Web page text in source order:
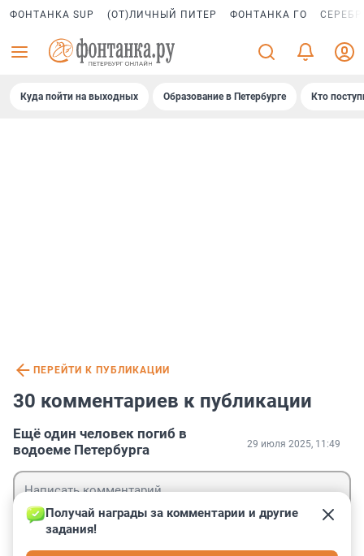
ФОНТАНКА SUP (ОТ)ЛИЧНЫЙ ПИТЕР ФОНТАНКА ГО
Куда пойти на выходных Образование в Петербурге Кто
ПЕРЕЙТИ К ПУБЛИКАЦИИ
30 комментариев к публикации
Ещё один человек погиб в
водоеме Петербурга
29 июля 2025, 11:49
Получай награды за комментарии и другие
задания!